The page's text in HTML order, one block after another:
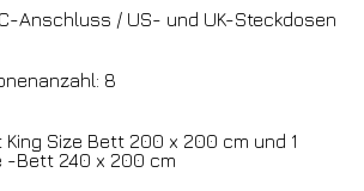
Erwachsene Kinder
Anschluss / US- und UK-Steckdosen
8
King Size Bett 200 x 200 cm und 1
-Bett 240 x 200 cm